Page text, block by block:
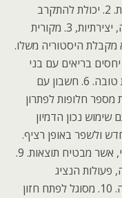
ופעילות גופנית Experiencia יודעים רשות. 2. יכולת להתקרב
פקודיו בחיפוש אחר חידוש הרעיון או דעה, יצירתיות, 3. מקורית
מקבלת היסטוריה משלו.
5. הוא מקיים יחסים בריאים עם בני
משפחה וחברים, הוא דוגמה של התנהגות טובה. 6. חשבון עם
מספר חלופות לפתרון
היא זוהתה עם שימוש נכון הדמיון
ולשפר באופן רציף.
8 תוכנית כראוי פעולות, אסטרטגיות ריאלי, אשר מבטיח תוצאות. 9.
פעולות הנציג
המאפשרים להפיק יכולות בתגובה החברה. 10. מסוגל לפתח חזון